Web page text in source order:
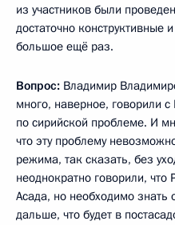
из участников были
достаточно
большое ещё раз.
Вопрос: Владимир
много, наверное, говорили
по сирийской проблеме. И
что эту проблему
режима, так сказать, без
неоднократно говорили,
Асада, но необходимо знать
дальше, что будет в